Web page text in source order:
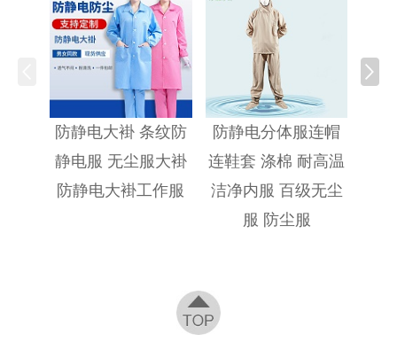
防静电大褂 条纹防
静电服 无尘服大褂
防静电大褂工作服
防静电分体服连帽
连鞋套 涤棉 耐高温
洁净内服 百级无尘
服 防尘服
防